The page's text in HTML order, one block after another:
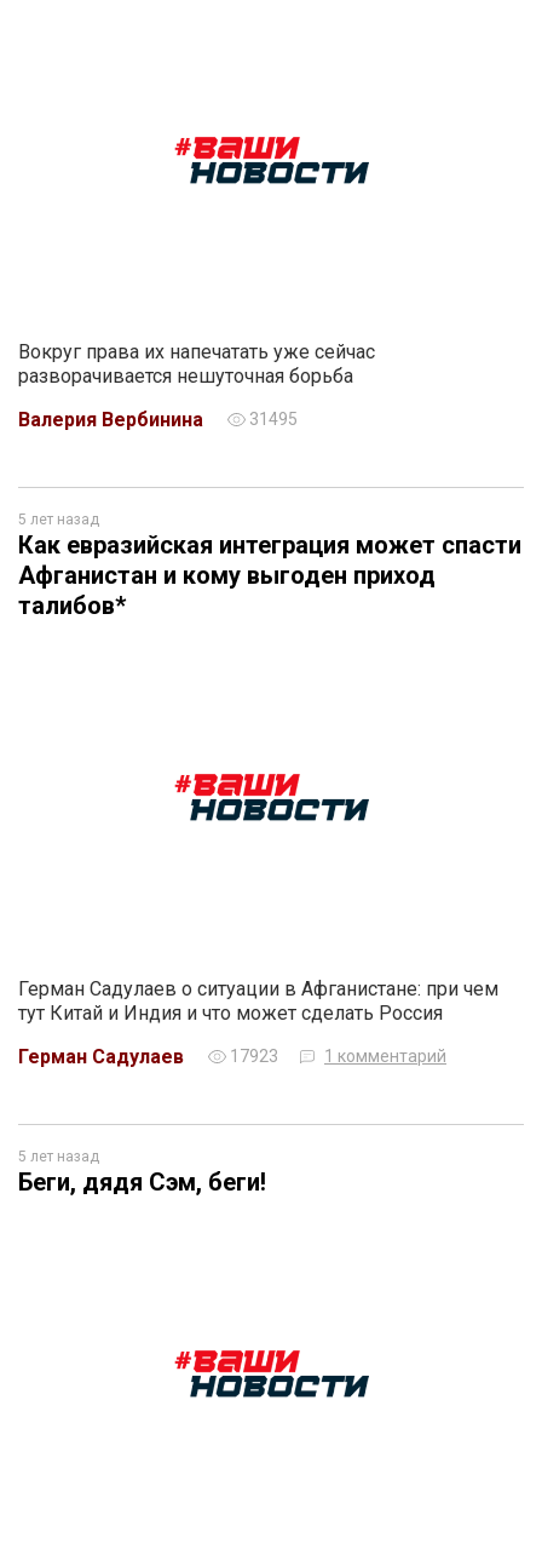
Вокруг права их напечатать уже сейчас
разворачивается нешуточная борьба
Валерия Вербинина
31495
5 лет назад
Как евразийская интеграция может спасти
Афганистан и кому выгоден приход
талибов*
Герман Садулаев о ситуации в Афганистане: при чем
тут Китай и Индия и что может сделать Россия
Герман Садулаев
17923 1 комментарий
5 лет назад
Беги, дядя Сэм, беги!